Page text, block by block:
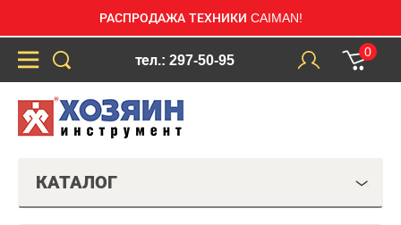
РАСПРОДАЖА ТЕХНИКИ CAIMAN!
тел.: 297-50-95
0
КАТАЛОГ